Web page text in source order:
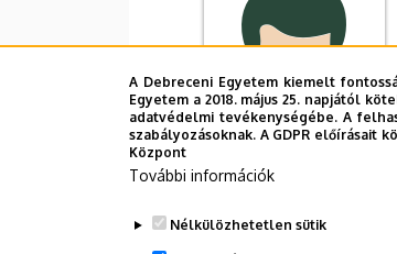
A Debreceni Egyetem kiemelt
Egyetem a 2018. május 25. napjától
adatvédelmi tevékenységébe. A
szabályozásoknak. A GDPR
Központ
További információk
Nélkülözhetetlen sütik